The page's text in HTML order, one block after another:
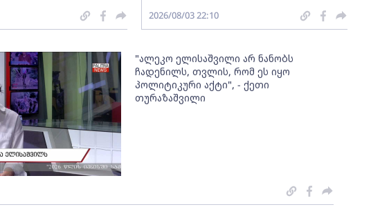
2026/08/03 22:10
"ალეკო ელისაშვილი არ ნანობს
ჩადენილს, თვლის, რომ ეს იყო
პოლიტიკური აქტი", - ქეთი
თურაზაშვილი